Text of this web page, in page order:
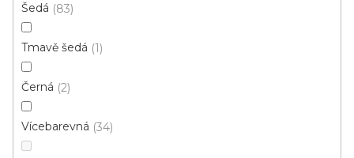
Šedá 83
Tmavě šedá 1
Černá 2
Vícebarevná 34
541 Kč/ m2
4 m 2 m